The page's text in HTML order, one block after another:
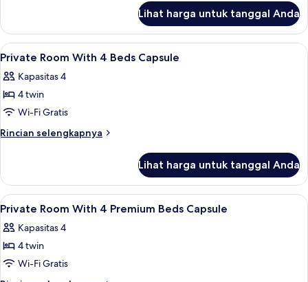
Kamar
(4
Premium
Capsule)
Lihat harga untuk tanggal Anda
Lihat
semua
foto
untuk
Private
Room
Beds
Capsule
Brankas, meja kerja, kedap suara,
14
Private Room With 4 Beds Capsule
Kapasitas 4
4 twin
Wi-Fi Gratis
Rincian selengkapnya
Rincian
Private
Room
With
Beds
Capsule
Lihat harga untuk tanggal Anda
Lihat
semua
foto
untuk
Private
Brankas, meja kerja, kedap suara,
12
Private Room With 4 Premium Beds Capsule
Kapasitas 4
4 twin
Wi-Fi Gratis